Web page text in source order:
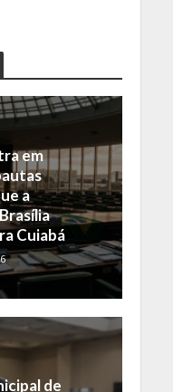
em
a
Cuiabá
de